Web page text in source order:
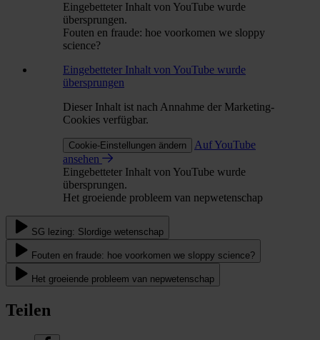
Eingebetteter Inhalt von YouTube wurde
übersprungen.
Fouten en fraude: hoe voorkomen we sloppy
science?
Eingebetteter Inhalt von YouTube wurde
übersprungen
Dieser Inhalt ist nach Annahme der Marketing-
Cookies verfügbar.
Cookie-Einstellungen ändern
Auf YouTube
ansehen
Eingebetteter Inhalt von YouTube wurde
übersprungen.
Het groeiende probleem van nepwetenschap
SG lezing: Slordige wetenschap
Fouten en fraude: hoe voorkomen we sloppy science?
Het groeiende probleem van nepwetenschap
Teilen